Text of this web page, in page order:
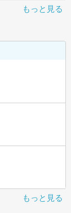
もっと見る
もっと見る